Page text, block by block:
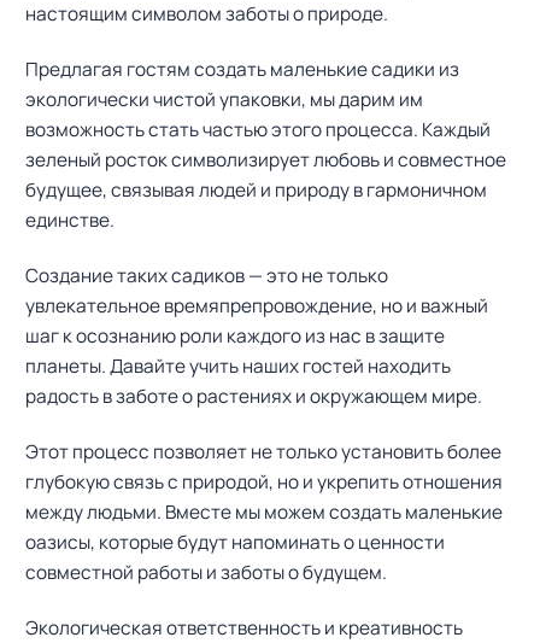
настоящим символом заботы о природе.
Предлагая гостям создать маленькие садики из
экологически чистой упаковки, мы дарим им
возможность стать частью этого процесса. Каждый
зеленый росток символизирует любовь и совместное
будущее, связывая людей и природу в гармоничном
единстве.
Создание таких садиков — это не только
увлекательное времяпрепровождение, но и важный
шаг к осознанию роли каждого из нас в защите
планеты. Давайте учить наших гостей находить
радость в заботе о растениях и окружающем мире.
Этот процесс позволяет не только установить более
глубокую связь с природой, но и укрепить отношения
между людьми. Вместе мы можем создать маленькие
оазисы, которые будут напоминать о ценности
совместной работы и заботы о будущем.
Экологическая ответственность и креативность